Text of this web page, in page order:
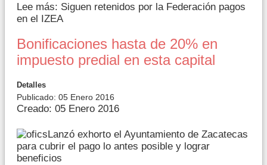
Lee más: Siguen retenidos por la Federación pagos
en el IZEA
Bonificaciones hasta de 20% en
impuesto predial en esta capital
Detalles
Publicado: 05 Enero 2016
Creado: 05 Enero 2016
Lanzó exhorto el Ayuntamiento de Zacatecas
para cubrir el pago lo antes posible y lograr
beneficios